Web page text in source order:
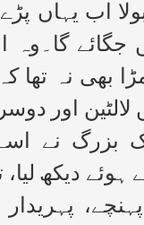
اب یہاں
جگائے گا۔وہ
بھی نہ تھا
لالٹین اور
بزرگ نے
دیکھ لیا،